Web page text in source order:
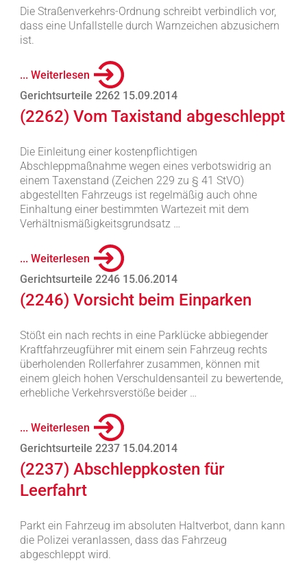
Die Straßenverkehrs-Ordnung schreibt verbindlich vor,
dass eine Unfallstelle durch Warnzeichen abzusichern
ist.
... Weiterlesen
Gerichtsurteile 2262 15.09.2014
(2262) Vom Taxistand abgeschleppt
Die Einleitung einer kostenpflichtigen
Abschleppmaßnahme wegen eines verbotswidrig an
einem Taxenstand (Zeichen 229 zu § 41 StVO)
abgestellten Fahrzeugs ist regelmäßig auch ohne
Einhaltung einer bestimmten Wartezeit mit dem
Verhältnismäßigkeitsgrundsatz …
... Weiterlesen
Gerichtsurteile 2246 15.06.2014
(2246) Vorsicht beim Einparken
Stößt ein nach rechts in eine Parklücke abbiegender
Kraftfahrzeugführer mit einem sein Fahrzeug rechts
überholenden Rollerfahrer zusammen, können mit
einem gleich hohen Verschuldensanteil zu bewertende,
erhebliche Verkehrsverstöße beider …
... Weiterlesen
Gerichtsurteile 2237 15.04.2014
(2237) Abschleppkosten für
Leerfahrt
Parkt ein Fahrzeug im absoluten Haltverbot, dann kann
die Polizei veranlassen, dass das Fahrzeug
abgeschleppt wird.